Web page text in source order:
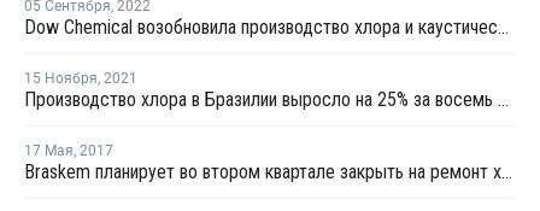
05 Сентября, 2022
Dow Chemical возобновила производство хлора и каустической соды в Бразилии
15 Ноября, 2021
Производство хлора в Бразилии выросло на 25% за восемь месяцев
17 Мая, 2017
Braskem планирует во втором квартале закрыть на ремонт хлорщелочное производство в Бразилии